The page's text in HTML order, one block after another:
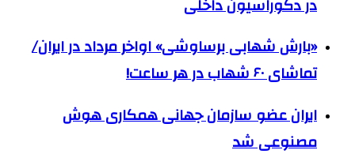
«بارش شهابی برساوشی» اواخر مرداد در ایران/
تماشای ۶۰ شهاب در هر ساعت!
ایران عضو سازمان جهانی همکاری هوش
مصنوعی شد